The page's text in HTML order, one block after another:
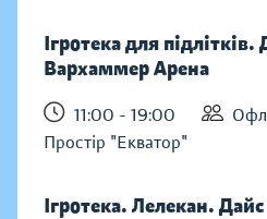
Ігротека для
Вархаммер Арена
11:00 - 19:00
Простір "Екватор"
Ігротека. Лелекан.